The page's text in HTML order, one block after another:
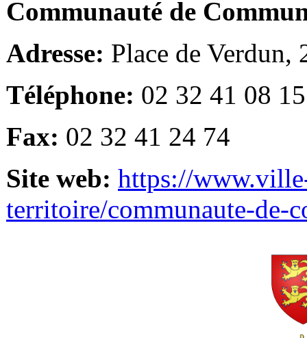
Communauté de
Adresse: Place de Verdun,
Téléphone: 02 32 41 08 15
Fax: 02 32 41 24 74
Site web: https://
territoire/communaute-de-